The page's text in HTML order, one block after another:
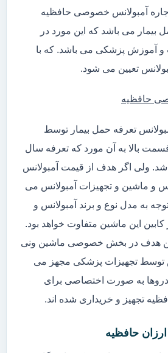
آمبولانس خصوصی حافظیه
حمل بیمار می باشد که این مورد در
و آموزش پزشکی می باشد. که با
تعیین می شود.
حافظیه
تعرفه حمل بیمار توسط
بالا به آن مورد که تعرفه سال
شد. ولی اگر هدف از قیمت آمبولانس
و ماشین و تجهیزات آمبولانس می
به مدل نوع و برند آمبولانس و
این ماشین متفاوت خواهد بود.
این هدف در بخش خصوصی ماشین ونی
تجهیزات پزشکی مجهز می
به صورت اختصاصی برای
تجهیز و خریداری شده اند.
حافظیه